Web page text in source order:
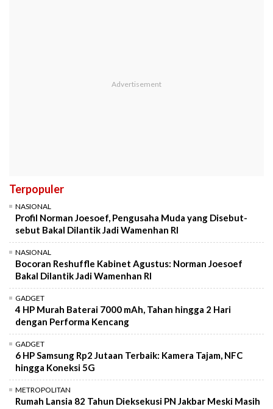
Terpopuler
NASIONAL
Profil Norman Joesoef, Pengusaha Muda yang Disebut-
sebut Bakal Dilantik Jadi Wamenhan RI
NASIONAL
Bocoran Reshuffle Kabinet Agustus: Norman Joesoef
Bakal Dilantik Jadi Wamenhan RI
GADGET
4 HP Murah Baterai 7000 mAh, Tahan hingga 2 Hari
dengan Performa Kencang
GADGET
6 HP Samsung Rp2 Jutaan Terbaik: Kamera Tajam, NFC
hingga Koneksi 5G
METROPOLITAN
Rumah Lansia 82 Tahun Dieksekusi PN Jakbar Meski Masih